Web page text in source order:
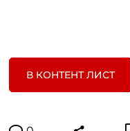
В КОНТЕНТ ЛИСТ